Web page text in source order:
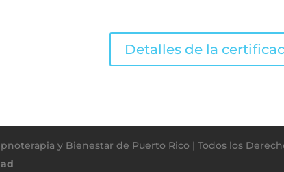
Detalles de la
y Bienestar de Puerto Rico | Todos los